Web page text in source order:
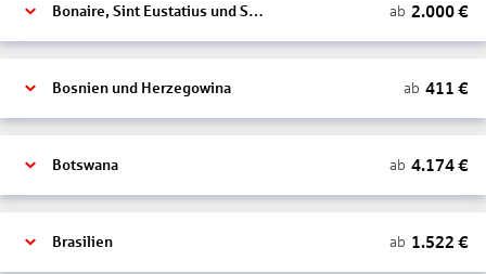
Bonaire, Sint Eustatius und Saba ab 2.000€
Bosnien und Herzegowina ab 411 €
Botswana ab 4.174€
Brasilien ab 1.522 €